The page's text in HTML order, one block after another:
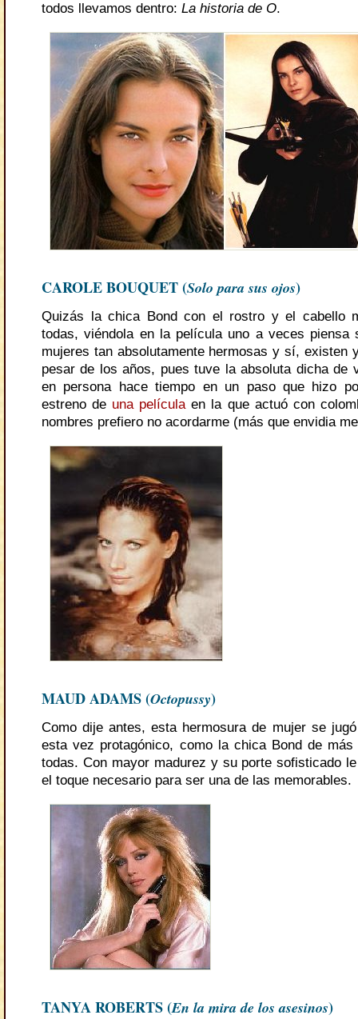
todos llevamos dentro: La historia de O.
CAROLE BOUQUET (Solo para sus ojos)
Quizás la chica Bond con el rostro y el cabello
todas, viéndola en la película uno a veces piensa
mujeres tan absolutamente hermosas y sí, existen
pesar de los años, pues tuve la absoluta dicha de
en persona hace tiempo en un paso que hizo
estreno de una películaen la que actuó con
nombres prefiero no acordarme (más que envidia
MAUD ADAMS (Octopussy)
Como dije antes, esta hermosura de mujer se
esta vez protagónico, como la chica Bond de
todas. Con mayor madurez y su porte sofisticado
el toque necesario para ser una de las memorables.
TANYA ROBERTS (En la mira de los asesinos)